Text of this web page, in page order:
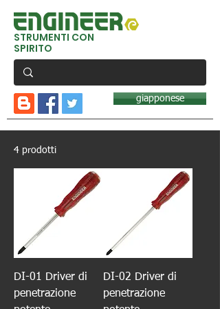
STRUMENTI CON
SPIRITO
giapponese
4 prodotti
DI-01 Driver di
penetrazione
DI-02 Driver di
penetrazione